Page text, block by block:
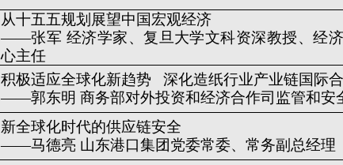
从十五五规划展望中国宏观经济
——张军 经济学家、复旦大学文科资深教授、经
心主任
积极适应全球化新趋势 深化造纸行业产业链国际
——郭东明 商务部对外投资和经济合作司监管和安
新全球化时代的供应链安全
——马德亮 山东港口集团党委常委、常务副总经理